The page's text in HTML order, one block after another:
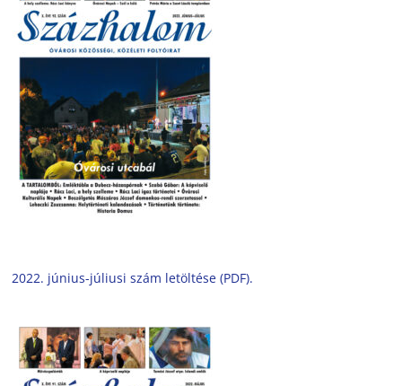
2022. június-júliusi szám letöltése (PDF).